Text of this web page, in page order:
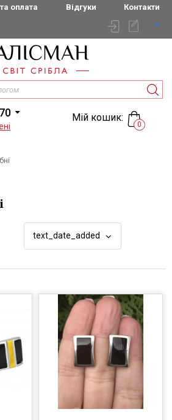
оплата Відгуки Контакти
Мій кошик:
0
text_date_added